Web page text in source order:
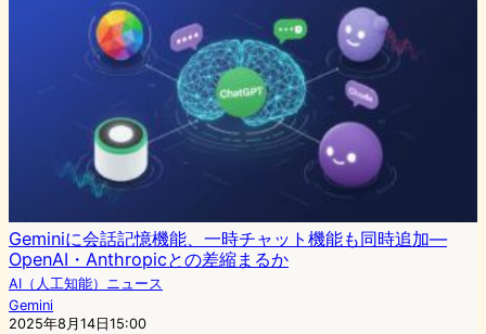
Geminiに会話記憶機能、一時チャット機能も同時追加—
OpenAI・Anthropicとの差縮まるか
AI（人工知能）ニュース
Gemini
2025年8月14日15:00